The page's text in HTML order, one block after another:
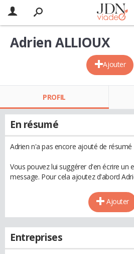
Ajouter
Adrien ALLIOUX
PROFIL
En résumé
Adrien n'a pas encore ajouté de
Vous pouvez lui suggérer d'en écrire un
message. Pour cela ajoutez d'abord
Ajouter
Entreprises